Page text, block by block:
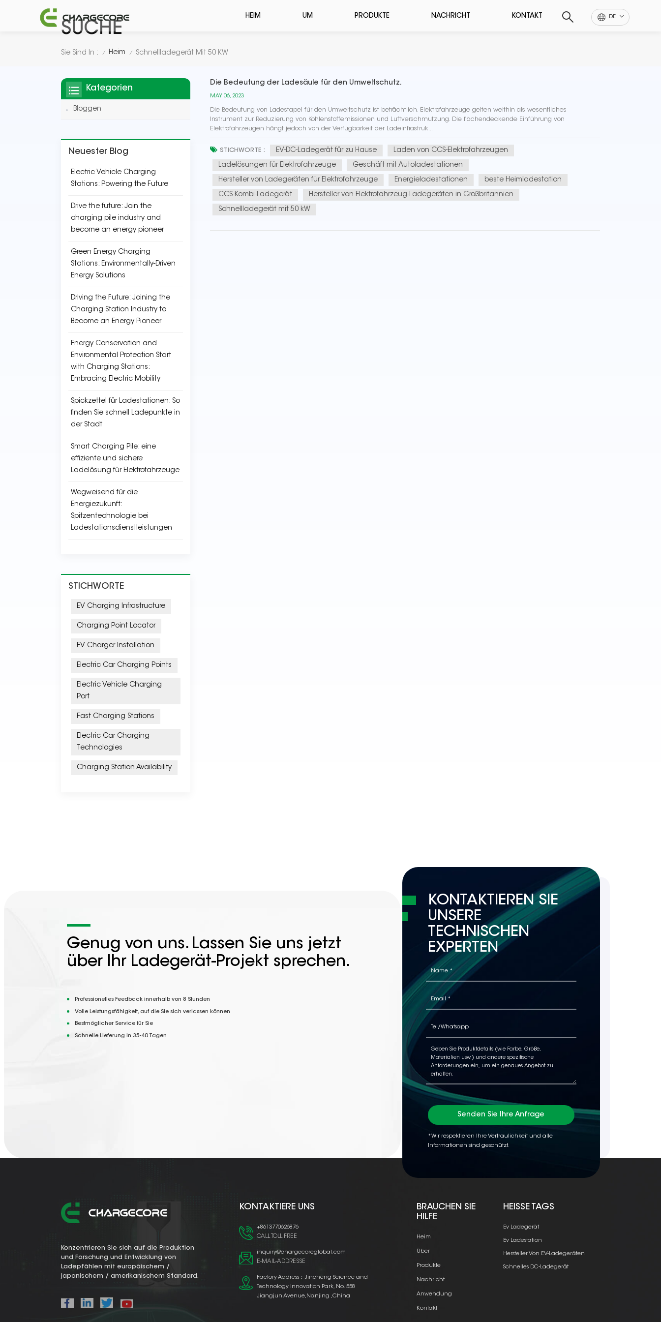
DE
HEIM UM PRODUKTE NACHRICHT KONTAKT
SUCHE
Sie Sind In : / Heim / Schnellladegerät Mit 50 KW
Die Bedeutung der Ladesäule für den Umweltschutz.
MAY 06, 2023
Die Bedeutung von Ladestapel für den Umweltschutz ist beträchtlich. Elektrofahrzeuge gelten weithin als wesentliches
Instrument zur Reduzierung von Kohlenstoffemissionen und Luftverschmutzung. Die flächendeckende Einführung von
Elektrofahrzeugen hängt jedoch von der Verfügbarkeit der Ladeinfrastruk...
STICHWORTE : EV-DC-Ladegerät für zu Hause Laden von CCS-Elektrofahrzeugen
Ladelösungen für Elektrofahrzeuge Geschäft mit Autoladestationen
Hersteller von Ladegeräten für Elektrofahrzeuge Energieladestationen beste Heimladestation
CCS-Kombi-Ladegerät Hersteller von Elektrofahrzeug-Ladegeräten in Großbritannien
Schnellladegerät mit 50 kW
Kategorien
Bloggen
Neuester Blog
Electric Vehicle Charging
Stations: Powering the Future
Drive the future: Join the
charging pile industry and
become an energy pioneer
Green Energy Charging
Stations: Environmentally-Driven
Energy Solutions
Driving the Future: Joining the
Charging Station Industry to
Become an Energy Pioneer
Energy Conservation and
Environmental Protection Start
with Charging Stations:
Embracing Electric Mobility
Spickzettel für Ladestationen: So
finden Sie schnell Ladepunkte in
der Stadt
Smart Charging Pile: eine
effiziente und sichere
Ladelösung für Elektrofahrzeuge
Wegweisend für die
Energiezukunft:
Spitzentechnologie bei
Ladestationsdienstleistungen
STICHWORTE
EV Charging Infrastructure
Charging Point Locator
EV Charger Installation
Electric Car Charging Points
Electric Vehicle Charging
Port
Fast Charging Stations
Electric Car Charging
Technologies
Charging Station Availability
Genug von uns. Lassen Sie uns jetzt
über Ihr Ladegerät-Projekt sprechen.
Professionelles Feedback innerhalb von 8 Stunden
Volle Leistungsfähigkeit, auf die Sie sich verlassen können
Bestmöglicher Service für Sie
Schnelle Lieferung in 35-40 Tagen
KONTAKTIEREN SIE
UNSERE
TECHNISCHEN
EXPERTEN
Senden Sie Ihre Anfrage
*Wir respektieren Ihre Vertraulichkeit und alle
Informationen sind geschützt.
Konzentrieren Sie sich auf die Produktion
und Forschung und Entwicklung von
Ladepfählen mit europäischem /
japanischem / amerikanischem Standard.
KONTAKTIERE UNS
+8613770626876
CALL TOLL FREE
inquiry@chargecoreglobal.com
E-MAIL-ADDRESSE
Factory Address：Jincheng Science and
Technology Innovation Park, No. 558
Jiangjun Avenue,Nanjing ,China
BRAUCHEN SIE
HILFE
Heim
Über
Produkte
Nachricht
Anwendung
Kontakt
HEISSE TAGS
Ev Ladegerät
Ev Ladestation
Hersteller Von EV-Ladegeräten
Schnelles DC-Ladegerät